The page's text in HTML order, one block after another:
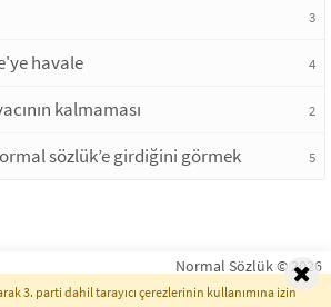
3
havale 4
kalmaması 2
sözlük’e girdiğini görmek 5
Normal Sözlük © 2026
3. parti dahil tarayıcı çerezlerinin kullanımına izin